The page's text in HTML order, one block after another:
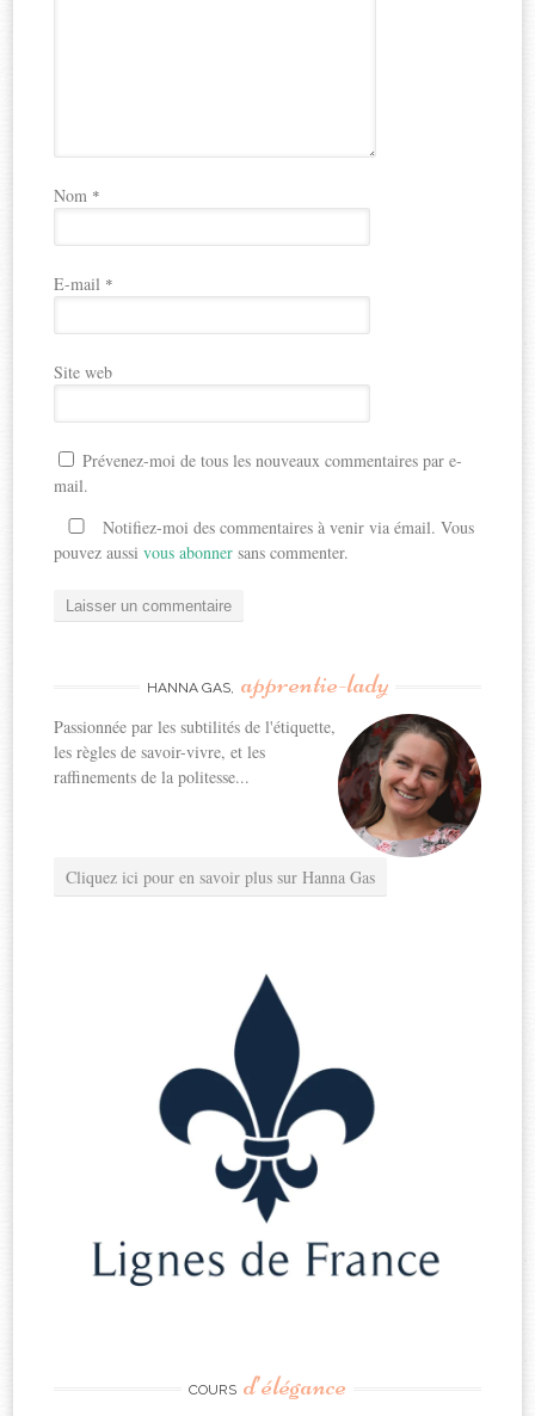
Nom *
E-mail *
Site web
Prévenez-moi de tous les nouveaux commentaires par e-
mail.
Notifiez-moi des commentaires à venir via émail. Vous
pouvez aussivous abonner sans commenter.
HANNA GAS, apprentie-lady
Passionnée par les subtilités de l'étiquette,
les règles de savoir-vivre, et les
raffinements de la politesse...
Cliquez ici pour en savoir plus sur Hanna Gas
COURS d’élégance